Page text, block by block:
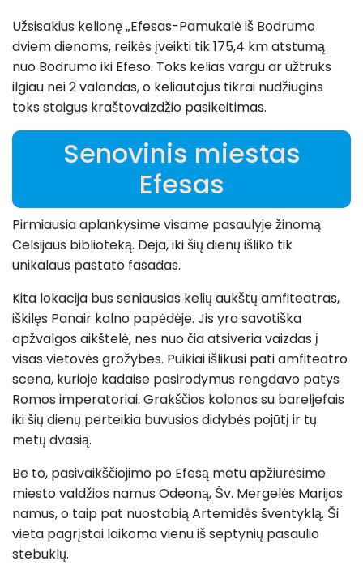
Užsisakius kelionę „Efesas-Pamukalė iš Bodrumo
dviem dienoms, reikės įveikti tik 175,4 km atstumą
nuo Bodrumo iki Efeso. Toks kelias vargu ar užtruks
ilgiau nei 2 valandas, o keliautojus tikrai nudžiugins
toks staigus kraštovaizdžio pasikeitimas.
Senovinis miestas
Efesas
Pirmiausia aplankysime visame pasaulyje žinomą
Celsijaus biblioteką. Deja, iki šių dienų išliko tik
unikalaus pastato fasadas.
Kita lokacija bus seniausias kelių aukštų amfiteatras,
iškilęs Panair kalno papėdėje. Jis yra savotiška
apžvalgos aikštelė, nes nuo čia atsiveria vaizdas į
visas vietovės grožybes. Puikiai išlikusi pati amfiteatro
scena, kurioje kadaise pasirodymus rengdavo patys
Romos imperatoriai. Grakščios kolonos su bareljefais
iki šių dienų perteikia buvusios didybės pojūtį ir tų
metų dvasią.
Be to, pasivaikščiojimo po Efesą metu apžiūrėsime
miesto valdžios namus Odeoną, Šv. Mergelės Marijos
namus, o taip pat nuostabią Artemidės šventyklą. Ši
vieta pagrįstai laikoma vienu iš septynių pasaulio
stebuklų.